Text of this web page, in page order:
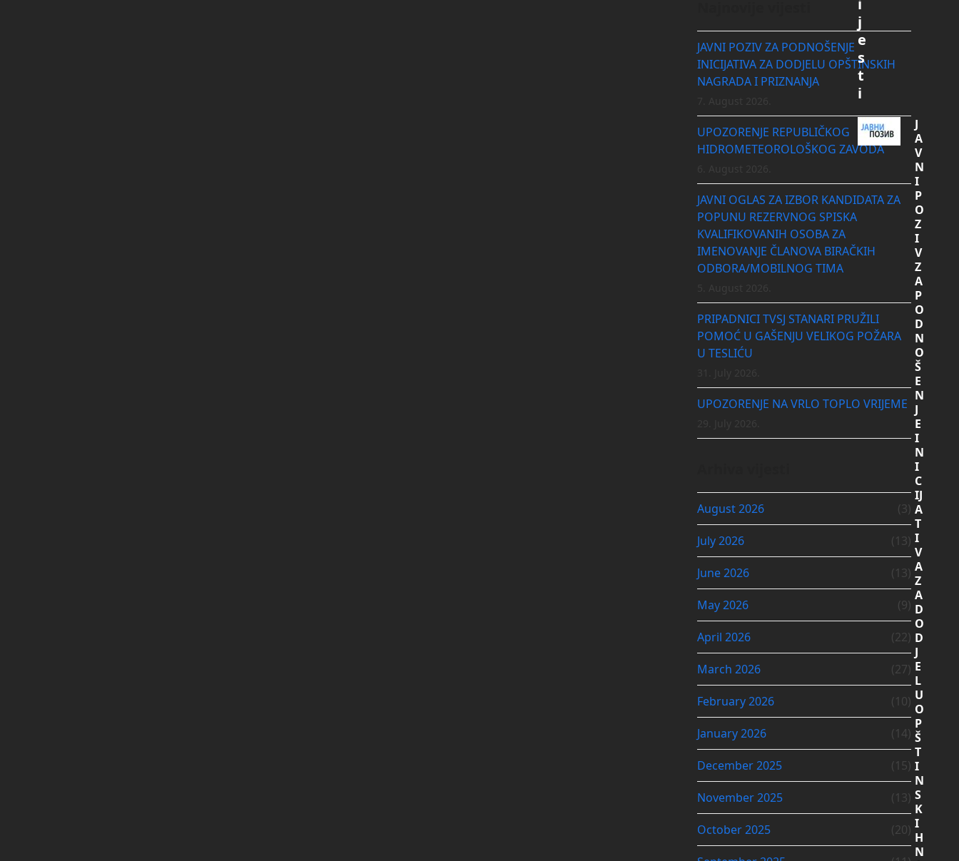
JAVNI POZIV ZA PODNOŠENJE
INICIJATIVA ZA DODJELU OPŠTINSKIH
NAGRADA I PRIZNANJA
UPOZORENJE REPUBLIČKOG
HIDROMETEOROLOŠKOG ZAVODA
JAVNI OGLAS ZA IZBOR KANDIDATA ZA
POPUNU REZERVNOG SPISKA
KVALIFIKOVANIH OSOBA ZA
IMENOVANJE ČLANOVA BIRAČKIH
ODBORA/MOBILNOG TIMA
PRIPADNICI TVSJ STANARI PRUŽILI
POMOĆ U GAŠENJU VELIKOG POŽARA
U TESLIĆU
UPOZORENJE NA VRLO TOPLO VRIJEME
August 2026 (3)
July 2026 (13)
June 2026 (13)
May 2026 (9)
April 2026 (22)
March 2026 (27)
February 2026 (10)
January 2026 (14)
December 2025 (15)
November 2025 (13)
October 2025 (20)
i
j
e
s
t
i
J
A
V
N
I
P
O
Z
I
V
Z
A
P
O
D
N
O
Š
E
N
J
E
I
N
I
C
IJ
A
T
I
V
A
Z
A
D
O
D
J
E
L
U
O
P
Š
T
I
N
S
K
I
H
N